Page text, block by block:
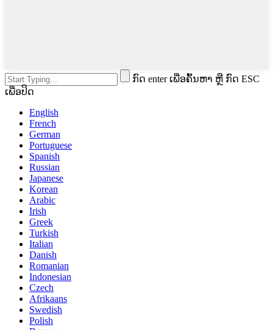
ກົດ enter ເພື່ອຄົ້ນຫາ ຫຼື ກົດ ESC
ເພື່ອປິດ
English
French
German
Portuguese
Spanish
Russian
Japanese
Korean
Arabic
Irish
Greek
Turkish
Italian
Danish
Romanian
Indonesian
Czech
Afrikaans
Swedish
Polish